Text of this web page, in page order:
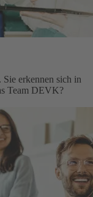
erkennen sich in
Team DEVK?